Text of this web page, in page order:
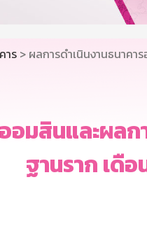
าร > ผลการดำเนินงานธนาคา
อมสินและผล
ฐานราก เดื